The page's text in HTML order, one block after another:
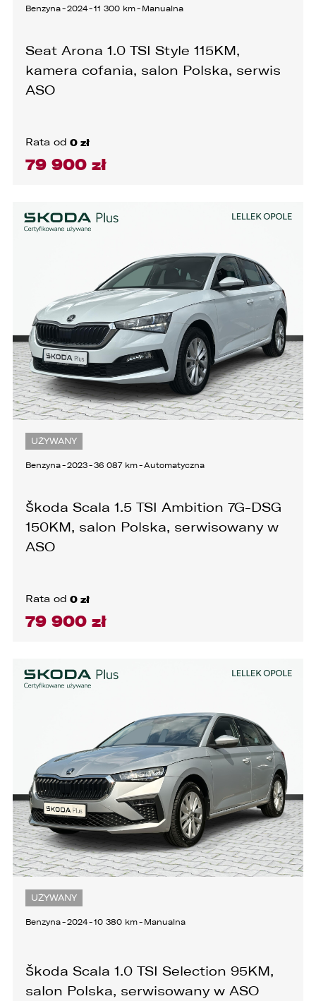
Benzyna-2024-11 300 km- Manualna
Seat Arona 1.0 TSI Style 115KM,
kamera cofania, salon Polska, serwis
ASO
Rata od 0 zł
79 900 zł
UŻYWANY
Benzyna-2023-36 087 km-Automatyczna
Škoda Scala 1.5 TSI Ambition 7G-DSG
150KM, salon Polska, serwisowany w
ASO
Rata od 0 zł
79 900 zł
UŻYWANY
Benzyna-2024-10 380 km- Manualna
Škoda Scala 1.0 TSI Selection 95KM,
salon Polska, serwisowany w ASO